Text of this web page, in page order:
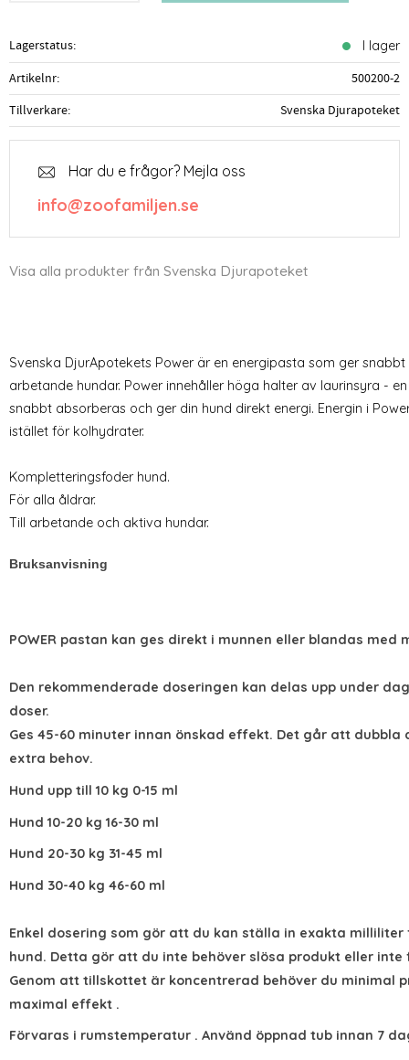
Lagerstatus I lager
Artikelnr
500200-2
Tillverkare
Svenska Djurapoteket
Har du e frågor? Mejla oss
info@zoofamiljen.se
Visa alla produkter från Svenska Djurapoteket
Svenska DjurApotekets Power är en energipasta som ger
arbetande hundar. Power innehåller höga halter av laurinsyra -
snabbt absorberas och ger din hund direkt energi. Energin i
istället för kolhydrater.
Kompletteringsfoder hund.
För alla åldrar.
Till arbetande och aktiva hundar.
Bruksanvisning
POWER pastan kan ges direkt i munnen eller blandas med
Den rekommenderade doseringen kan delas upp under
doser.
Ges 45-60 minuter innan önskad effekt. Det går att dubbla
extra behov.
Hund upp till 10 kg 0-15 ml
Hund 10-20 kg 16-30 ml
Hund 20-30 kg 31-45 ml
Hund 30-40 kg 46-60 ml
Enkel dosering som gör att du kan ställa in exakta
hund. Detta gör att du inte behöver slösa produkt eller
Genom att tillskottet är koncentrerad behöver du minimal
maximal effekt .
Förvaras i rumstemperatur . Använd öppnad tub innan 7